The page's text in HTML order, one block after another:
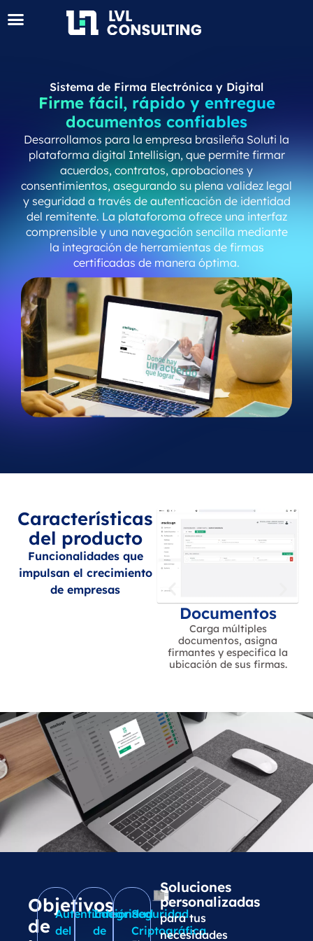
Sistema de Firma Electrónica y Digital
Firme fácil, rápido y entregue
documentos confiables
Desarrollamos para la empresa brasileña Soluti la
plataforma digital Intellisign, que permite firmar
acuerdos, contratos, aprobaciones y
consentimientos, asegurando su plena validez legal
y seguridad a través de autenticación de identidad
del remitente. La plataforoma ofrece una interfaz
comprensible y una navegación sencilla mediante
la integración de herramientas de firmas
certificadas de manera óptima.
Características
del producto
Funcionalidades que
impulsan el crecimiento
de empresas
Documentos
Carga múltiples
documentos, asigna
firmantes y especifica la
ubicación de sus firmas.
Objetivos
de
Autenticación
del
Integridad
de
Seguridad
Criptográfica
Soluciones
personalizadas
para tus
necesidades